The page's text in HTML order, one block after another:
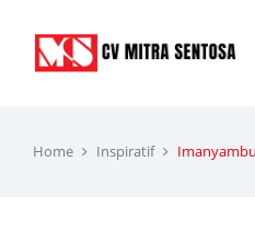
Home Inspiratif